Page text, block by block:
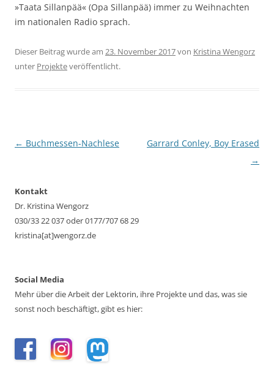
»Taata Sillanpää« (Opa Sillanpää) immer zu Weihnachten
im nationalen Radio sprach.
Dieser Beitrag wurde am 23. November 2017von Kristina Wengorz
unter Projekteveröffentlicht.
Beitragsnavigation
← Buchmessen-Nachlese
Garrard Conley, Boy Erased
→
Kontakt
Dr. Kristina Wengorz
030/33 22 037 oder 0177/707 68 29
kristina[at]wengorz.de
Social Media
Mehr über die Arbeit der Lektorin, ihre Projekte und das, was sie
sonst noch beschäftigt, gibt es hier: